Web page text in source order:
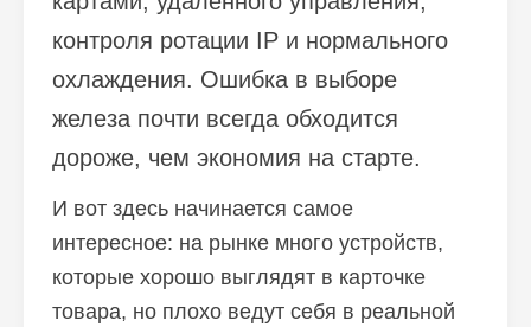
контроля ротации IP и нормального
охлаждения. Ошибка в выборе
железа почти всегда обходится
дороже, чем экономия на старте.
И вот здесь начинается самое
интересное: на рынке много устройств,
которые хорошо выглядят в карточке
товара, но плохо ведут себя в реальной